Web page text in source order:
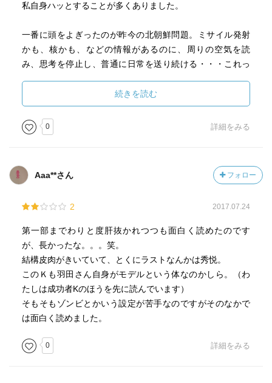
私自身ハッとすることが多くありました。
一番に頭をよぎったのが昨今の北朝鮮問題。ミサイル発射
かも、核かも、などの情報があるのに、周りの空気を読
み、思考を停止し、普通に日常を送り続ける・・・これっ
でも、自分で考え（パニックを引き起こすような）声を上
げるのは空気が読めない人のすることですから、誰もしな
いという・・・
不安なのに、解決のための思考を停止させ、他人に委ねる
した。
いう、その警笛を鳴らした挑発的な作品だと思います。
続きを読む
0 詳細をみる
Aaa**さん フォロー
2 2017.07.24
第一部までわりと度肝抜かれつつも面白く読めたのです
が、長かったな。。。笑。
結構皮肉がきいていて、とくにラストなんかは秀悦。
このＫも羽田さん自身がモデルという体なのかしら。（わ
たしは成功者Kのほうを先に読んでいます）
そもそもゾンビとかいう設定が苦手なのですがそのなかで
は面白く読めました。
0 詳細をみる